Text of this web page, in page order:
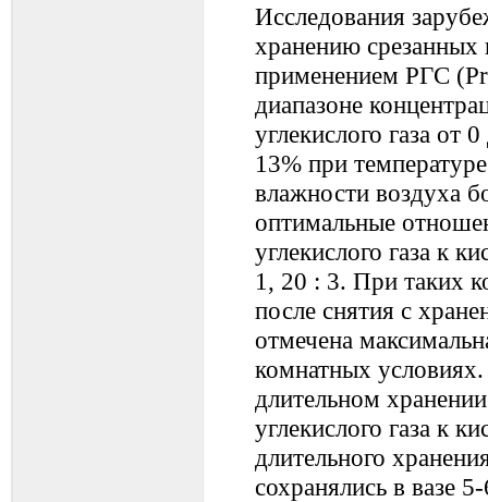
Исследования
хранению срезанных
применением РГС
диапазоне
углекислого газа от
13% при
влажности воздуха
оптимальные
углекислого газа к
1, 20 : 3. При таких
после снятия с
отмечена
комнатных
длительном
углекислого газа к
длительного
сохранялись в вазе